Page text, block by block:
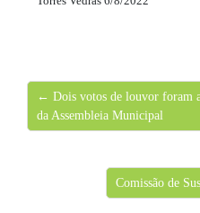
← Dois votos de louvor foram
da Assembleia Municipal
Comissão de